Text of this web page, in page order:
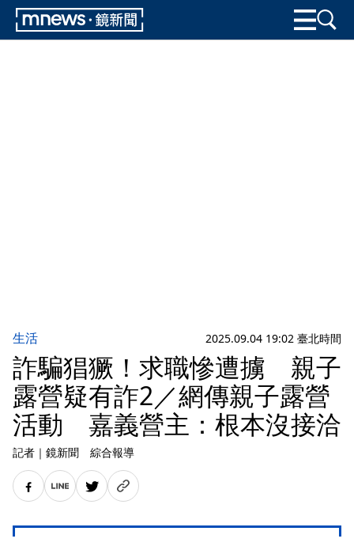
生活 2025.09.04 19:02 臺北時間
詐騙猖獗！求職慘遭擄 親子
露營疑有詐2／網傳親子露營
活動 嘉義營主：根本沒接洽
記者 ｜ 鏡新聞 綜合報導